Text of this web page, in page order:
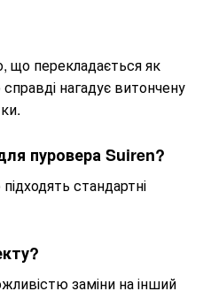
що перекладається як
нагадує витончену
пуровера Suiren?
стандартні
заміни на інший